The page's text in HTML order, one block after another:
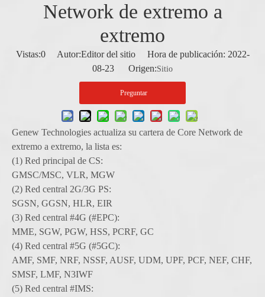
Network de extremo a
extremo
Vistas:0Autor:Editor del sitio Hora de publicación: 2022-
08-23 Origen:Sitio
Preguntar
Genew Technologies actualiza su cartera de Core Network de
extremo a extremo, la lista es:
(1) Red principal de CS:
GMSC/MSC, VLR, MGW
(2) Red central 2G/3G PS:
SGSN, GGSN, HLR, EIR
(3) Red central #4G (#EPC):
MME, SGW, PGW, HSS, PCRF, GC
(4) Red central #5G (#5GC):
AMF, SMF, NRF, NSSF, AUSF, UDM, UPF, PCF, NEF, CHF,
SMSF, LMF, N3IWF
(5) Red central #IMS: